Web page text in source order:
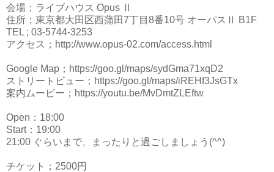
会場；ライブハウス Opus Ⅱ
住所；東京都大田区西蒲田7丁目8番10号 オーパスⅡ B1F
TEL ; 03-5744-3253
アクセス；http://www.opus-02.com/access.html
Google Map；https://goo.gl/maps/sydGma71xqD2
ストリートビュー；https://goo.gl/maps/iREHf3JsGTx
案内ムービー；https://youtu.be/MvDmtZLEftw
Open：18:00
Start：19:00
21:00 ぐらいまで、まったりと過ごしましょう(^^)
チケット；2500円